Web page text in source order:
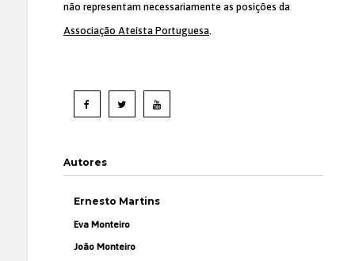
não representam necessariamente as posições da
Associação Ateísta Portuguesa.
Autores
Ernesto Martins
Eva Monteiro
João Monteiro